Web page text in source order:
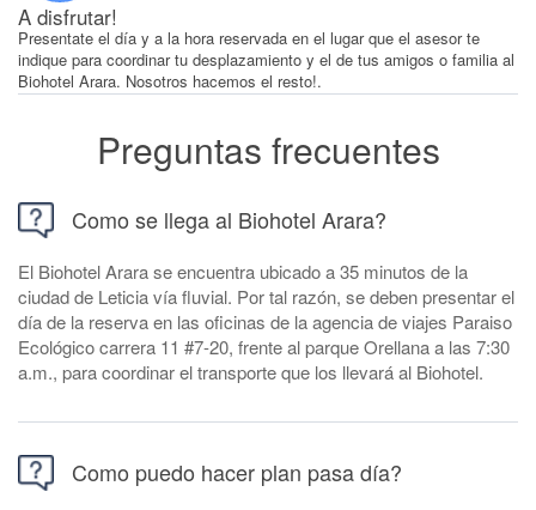
A disfrutar!
Presentate el día y a la hora reservada en el lugar que el asesor te
indique para coordinar tu desplazamiento y el de tus amigos o familia al
Biohotel Arara. Nosotros hacemos el resto!.
Preguntas frecuentes
Como se llega al Biohotel Arara?
El Biohotel Arara se encuentra ubicado a 35 minutos de la
ciudad de Leticia vía fluvial. Por tal razón, se deben presentar el
día de la reserva en las oficinas de la agencia de viajes Paraiso
Ecológico carrera 11 #7-20, frente al parque Orellana a las 7:30
a.m., para coordinar el transporte que los llevará al Biohotel.
Como puedo hacer plan pasa día?